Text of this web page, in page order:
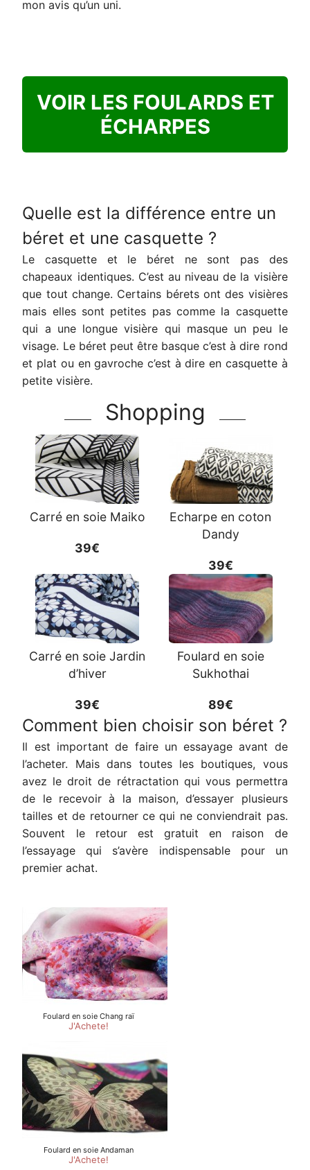
mon avis qu’un uni.
VOIR LES FOULARDS ET
ÉCHARPES
Quelle est la différence entre un
béret et une casquette ?
Le casquette et le béret ne sont pas des
chapeaux identiques. C’est au niveau de la visière
que tout change. Certains bérets ont des visières
mais elles sont petites pas comme la casquette
qui a une longue visière qui masque un peu le
visage. Le béret peut être basque c’est à dire rond
et plat ou en gavroche c’est à dire en casquette à
petite visière.
Shopping
Carré en soie Maiko
39€
Echarpe en coton
Dandy
39€
Carré en soie Jardin
d’hiver
39€
Foulard en soie
Sukhothai
89€
Comment bien choisir son béret ?
Il est important de faire un essayage avant de
l’acheter. Mais dans toutes les boutiques, vous
avez le droit de rétractation qui vous permettra
de le recevoir à la maison, d’essayer plusieurs
tailles et de retourner ce qui ne conviendrait pas.
Souvent le retour est gratuit en raison de
l’essayage qui s’avère indispensable pour un
premier achat.